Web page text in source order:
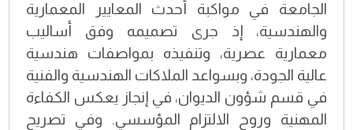
الجامعة في مواكبة أحدث المعايير المعمارية
والهندسية، إذ جرى تصميمه وفق أساليب
معمارية عصرية، وتنفيذه بمواصفات هندسية
عالية الجودة، وبسواعد الملاكات الهندسية والفنية
في قسم شؤون الديوان، في إنجاز يعكس الكفاءة
المهنية وروح الالتزام المؤسسي. وفي تصريح